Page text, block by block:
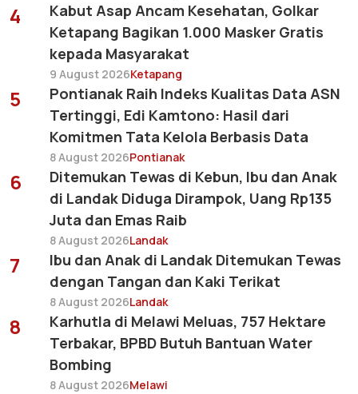
4
Kabut Asap Ancam Kesehatan, Golkar
Ketapang Bagikan 1.000 Masker Gratis
kepada Masyarakat
9 August 2026Ketapang
5
Pontianak Raih Indeks Kualitas Data ASN
Tertinggi, Edi Kamtono: Hasil dari
Komitmen Tata Kelola Berbasis Data
8 August 2026Pontianak
6
Ditemukan Tewas di Kebun, Ibu dan Anak
di Landak Diduga Dirampok, Uang Rp135
Juta dan Emas Raib
8 August 2026Landak
7
Ibu dan Anak di Landak Ditemukan Tewas
dengan Tangan dan Kaki Terikat
8 August 2026Landak
8
Karhutla di Melawi Meluas, 757 Hektare
Terbakar, BPBD Butuh Bantuan Water
Bombing
8 August 2026Melawi